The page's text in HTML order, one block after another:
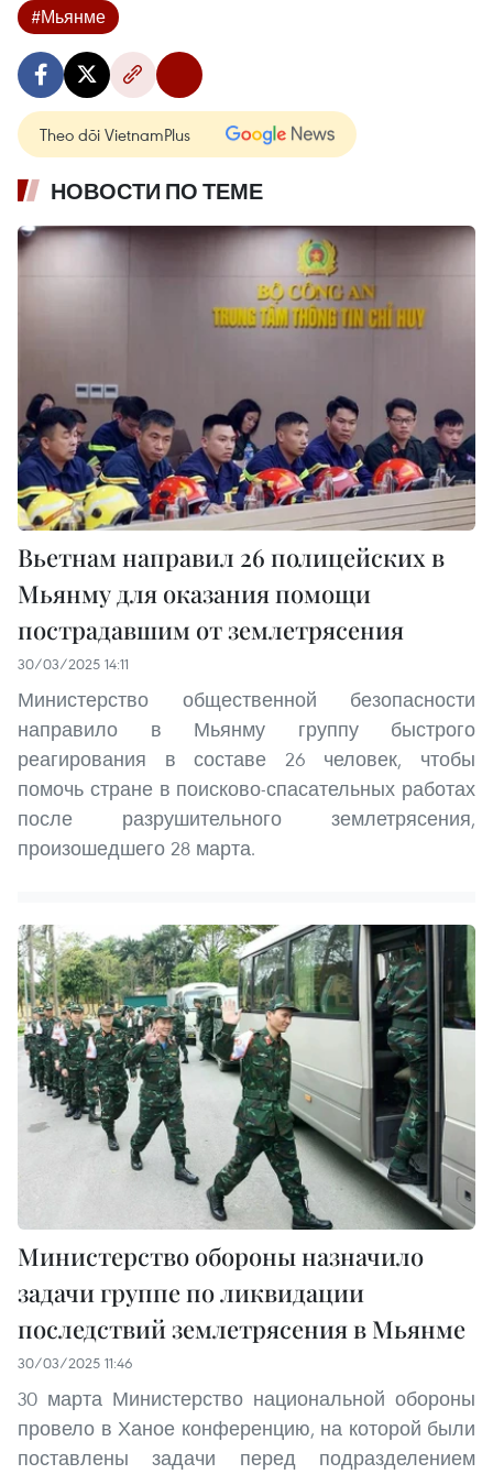
#Мьянме
Theo dõi VietnamPlus
НОВОСТИ ПО ТЕМЕ
Вьетнам направил 26 полицейских в
Мьянму для оказания помощи
пострадавшим от землетрясения
30/03/2025 14:11
Министерство общественной безопасности
направило в Мьянму группу быстрого
реагирования в составе 26 человек, чтобы
помочь стране в поисково-спасательных работах
после разрушительного землетрясения,
произошедшего 28 марта.
Министерство обороны назначило
задачи группе по ликвидации
последствий землетрясения в Мьянме
30/03/2025 11:46
30 марта Министерство национальной обороны
провело в Ханое конференцию, на которой были
поставлены задачи перед подразделением